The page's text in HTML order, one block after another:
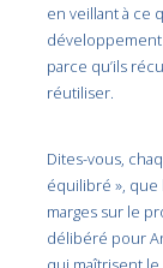
en veillant à ce
parce qu’ils
réutiliser.
Dites-vous,
équilibré », que
marges sur le
délibéré pour